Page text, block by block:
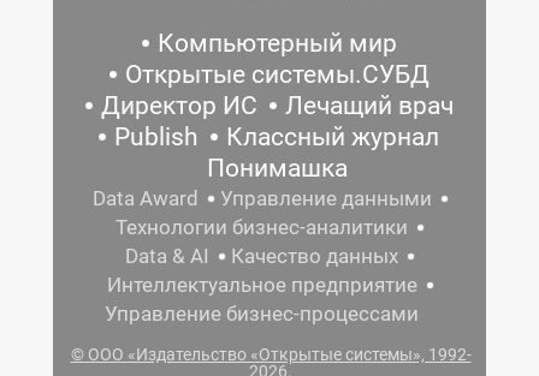
Компьютерный мир
Открытые системы.СУБД
Директор ИС
Лечащий врач
Publish
Классный журнал
Понимашка
Data Award
Управление данными
Технологии бизнес-аналитики
Data & AI
Качество данных
Интеллектуальное предприятие
Управление бизнес-процессами
© ООО «Издательство «Открытые системы», 1992-
2026.